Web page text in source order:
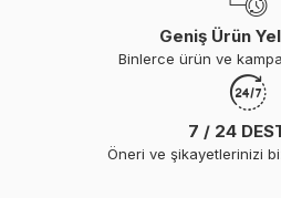
Geniş Ürün
Binlerce ürün ve
7 / 24
Öneri ve şikayetlerinizi